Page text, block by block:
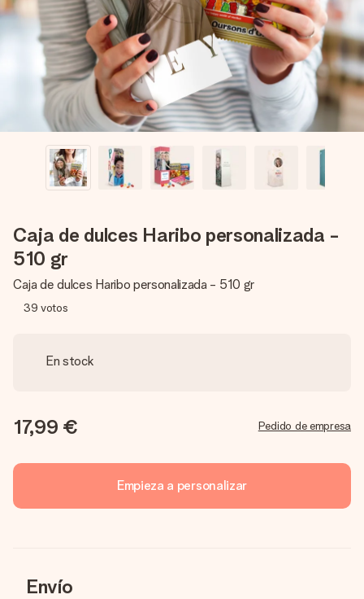
un mensaje que llegue al corazón. Sin complicaciones, solo
todo el amor para el momento.
Caja de dulces Haribo personalizada -
510 gr
Caja de dulces Haribo personalizada - 510 gr
39 votos
En stock
17,99 € Pedido de empresa
Empieza a personalizar
Envío